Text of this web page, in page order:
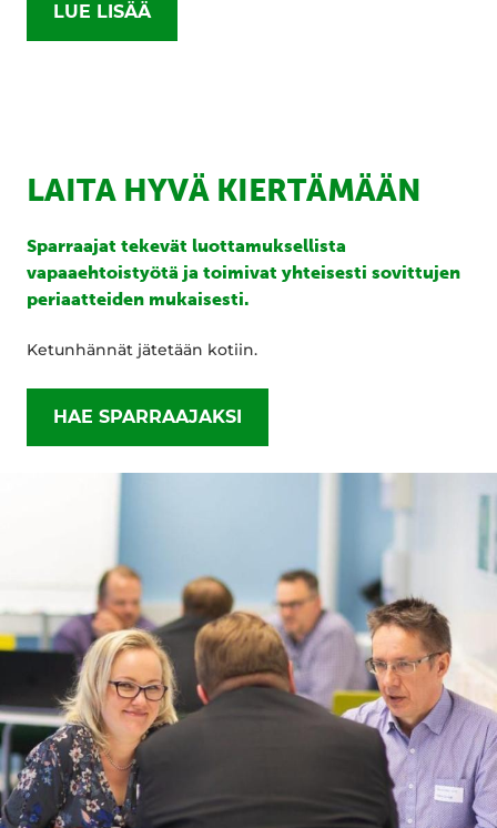
LUE LISÄÄ
LAITA HYVÄ KIERTÄMÄÄN
Sparraajat tekevät luottamuksellista
vapaaehtoistyötä ja toimivat yhteisesti sovittujen
periaatteiden mukaisesti.
Ketunhännät jätetään kotiin.
HAE SPARRAAJAKSI